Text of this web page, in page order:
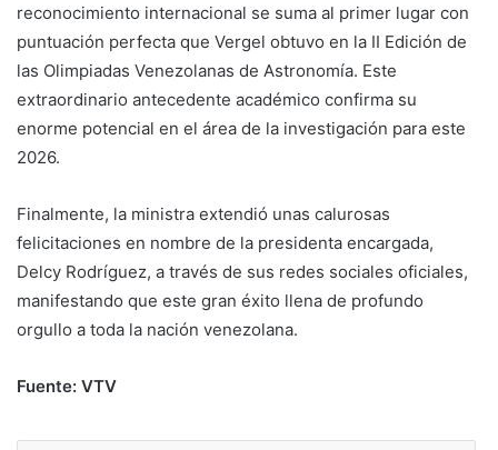
reconocimiento internacional se suma al primer lugar con
puntuación perfecta que Vergel obtuvo en la II Edición de
las Olimpiadas Venezolanas de Astronomía. Este
extraordinario antecedente académico confirma su
enorme potencial en el área de la investigación para este
2026.
Finalmente, la ministra extendió unas calurosas
felicitaciones en nombre de la presidenta encargada,
Delcy Rodríguez, a través de sus redes sociales oficiales,
manifestando que este gran éxito llena de profundo
orgullo a toda la nación venezolana.
Fuente: VTV